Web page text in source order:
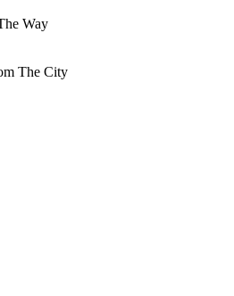
Way
The City